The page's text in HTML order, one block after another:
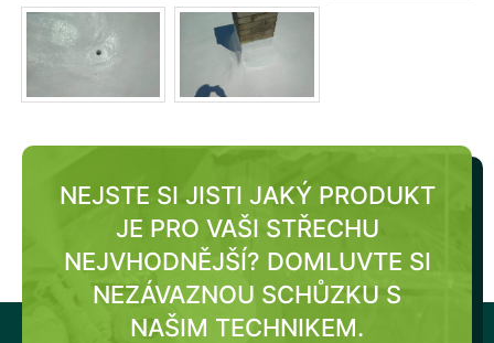
NEJSTE SI JISTI JAKÝ PRODUKT
JE PRO VAŠI STŘECHU
NEJVHODNĚJŠÍ? DOMLUVTE SI
NEZÁVAZNOU SCHŮZKU S
NAŠIM TECHNIKEM.